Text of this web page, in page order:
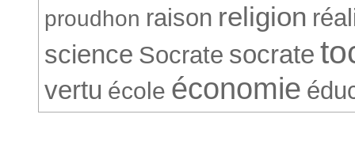
proudhon raison religion
science Socrate socrate
vertu école économie